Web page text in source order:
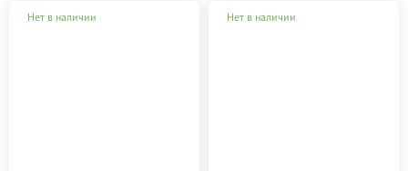
Нет в наличии Нет в наличии